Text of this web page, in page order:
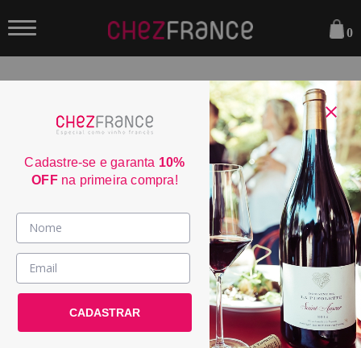
Vinhos >
País / Região >
Le Club >
0
ORDENAR POR:
91
Cadastre-se e garanta 10%
OFFna primeira compra!
CADASTRAR